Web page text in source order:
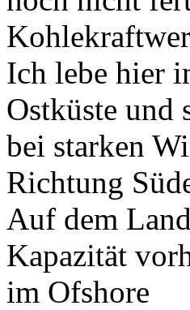
Ich lebe hier
Ostküste und
bei starken
Richtung
Auf dem
Kapazität
im Ofshore